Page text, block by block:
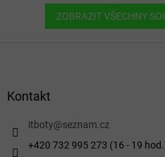
ZOBRAZIT VŠECHNY
Kontakt
itboty@seznam.cz
+420 732 995 273 (16 - 19